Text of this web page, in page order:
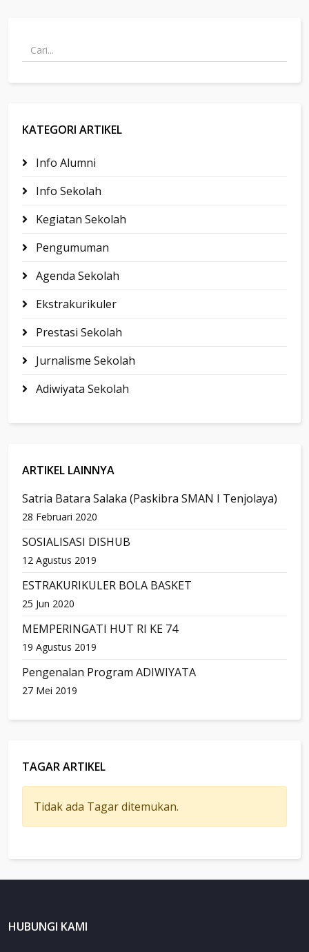
KATEGORI ARTIKEL
Info Alumni
Info Sekolah
Kegiatan Sekolah
Pengumuman
Agenda Sekolah
Ekstrakurikuler
Prestasi Sekolah
Jurnalisme Sekolah
Adiwiyata Sekolah
ARTIKEL LAINNYA
Satria Batara Salaka (Paskibra SMAN I Tenjolaya)
28 Februari 2020
SOSIALISASI DISHUB
12 Agustus 2019
ESTRAKURIKULER BOLA BASKET
25 Jun 2020
MEMPERINGATI HUT RI KE 74
19 Agustus 2019
Pengenalan Program ADIWIYATA
27 Mei 2019
TAGAR ARTIKEL
Tidak ada Tagar ditemukan.
HUBUNGI KAMI